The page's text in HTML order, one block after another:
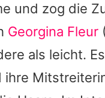
App runterladen
Team
und zog die
Georgina Fleur
als leicht.
ihre